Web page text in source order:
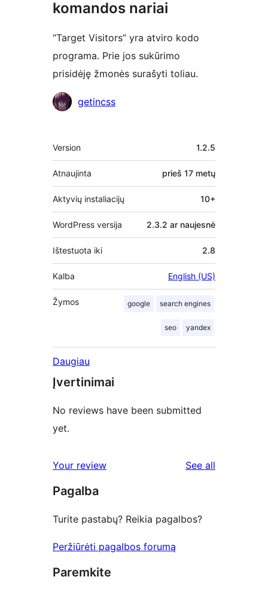
komandos nariai
“Target Visitors” yra atviro kodo
programa. Prie jos sukūrimo
prisidėję žmonės surašyti toliau.
Autoriaigetincss
Metainformacija
Version 1.2.5
Atnaujinta prieš 17 metų
Aktyvių instaliacijų 10+
WordPress versija 2.3.2 ar naujesnė
Ištestuota iki 2.8
Kalba English (US)
Žymos google search engines
seo yandex
Daugiau
Įvertinimai
No reviews have been submitted
yet.
Your review See all
Pagalba
Turite pastabų? Reikia pagalbos?
Peržiūrėti pagalbos forumą
Paremkite